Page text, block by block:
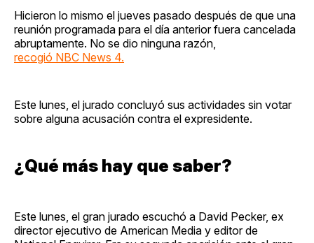
Hicieron lo mismo el jueves pasado después de que una
reunión programada para el día anterior fuera cancelada
abruptamente. No se dio ninguna razón,
recogió NBC News 4.
Este lunes, el jurado concluyó sus actividades sin votar
sobre alguna acusación contra el expresidente.
¿Qué más hay que saber?
Este lunes, el gran jurado escuchó a David Pecker, ex
director ejecutivo de American Media y editor de